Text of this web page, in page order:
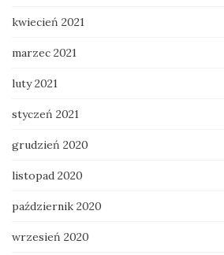
kwiecień 2021
marzec 2021
luty 2021
styczeń 2021
grudzień 2020
listopad 2020
październik 2020
wrzesień 2020